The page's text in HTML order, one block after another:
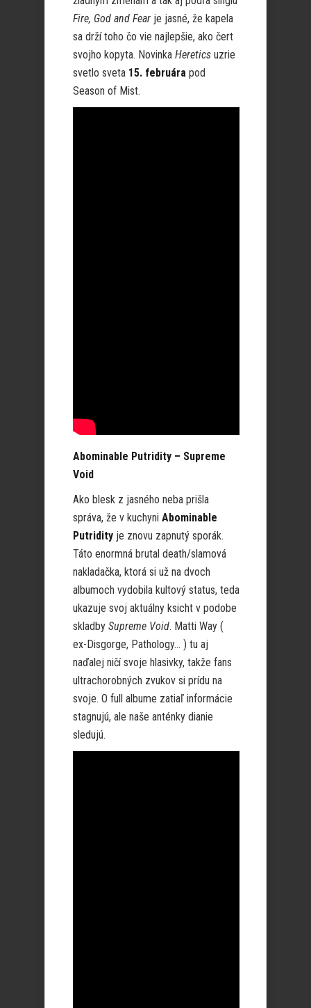
Fire, God and Fear je jasné, že kapela
sa drží toho čo vie najlepšie, ako čert
svojho kopyta. Novinka Heretics uzrie
svetlo sveta 15. februára pod
Season of Mist.
Abominable Putridity – Supreme
Void
Ako blesk z jasného neba prišla
správa, že v kuchyni Abominable
Putridity je znovu zapnutý sporák.
Táto enormná brutal death/slamová
nakladačka, ktorá si už na dvoch
albumoch vydobila kultový status, teda
ukazuje svoj aktuálny ksicht v podobe
skladby Supreme Void. Matti Way (
ex-Disgorge, Pathology… ) tu aj
naďalej ničí svoje hlasivky, takže fans
ultrachorobných zvukov si prídu na
svoje. O full albume zatiaľ informácie
stagnujú, ale naše anténky dianie
sledujú.